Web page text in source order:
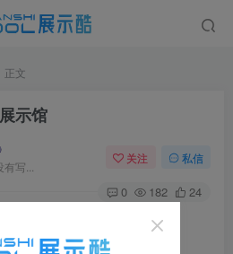
正文
示馆
写...
关注 私信
0 182 24